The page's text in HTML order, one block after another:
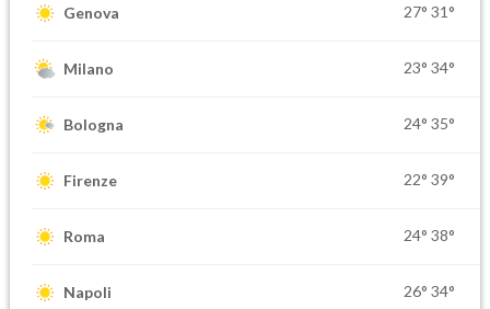
Genova 27° 31°
Milano 23° 34°
Bologna 24° 35°
Firenze 22° 39°
Roma 24° 38°
Napoli 26° 34°